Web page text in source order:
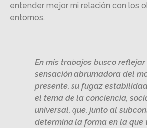
entender mejor mi relación con los
entornos.
En mis trabajos busco
sensación abrumadora del
presente, su fugaz
el tema de la conciencia,
universal, que, junto al
determina la forma en la que